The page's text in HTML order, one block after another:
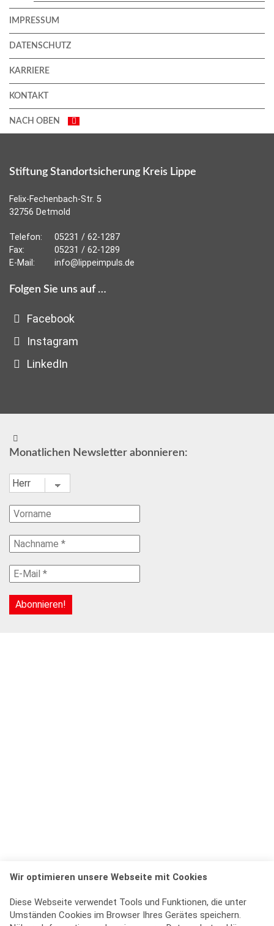
IMPRESSUM
DATENSCHUTZ
KARRIERE
KONTAKT
NACH OBEN
Stiftung Standortsicherung Kreis Lippe
Felix-Fechenbach-Str. 5
32756 Detmold
Telefon:
05231 / 62-1287
Fax:
05231 / 62-1289
E-Mail:
info@lippeimpuls.de
Folgen Sie uns auf …
Facebook
Instagram
LinkedIn
Monatlichen Newsletter abonnieren:
Wir optimieren unsere Webseite mit Cookies
Diese Webseite verwendet Tools und Funktionen, die unter
Umständen Cookies im Browser Ihres Gerätes speichern.